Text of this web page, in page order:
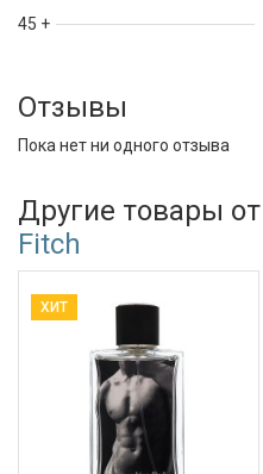
45 +
Отзывы
Пока нет ни одного отзыва
Другие товары от
Fitch
ХИТ